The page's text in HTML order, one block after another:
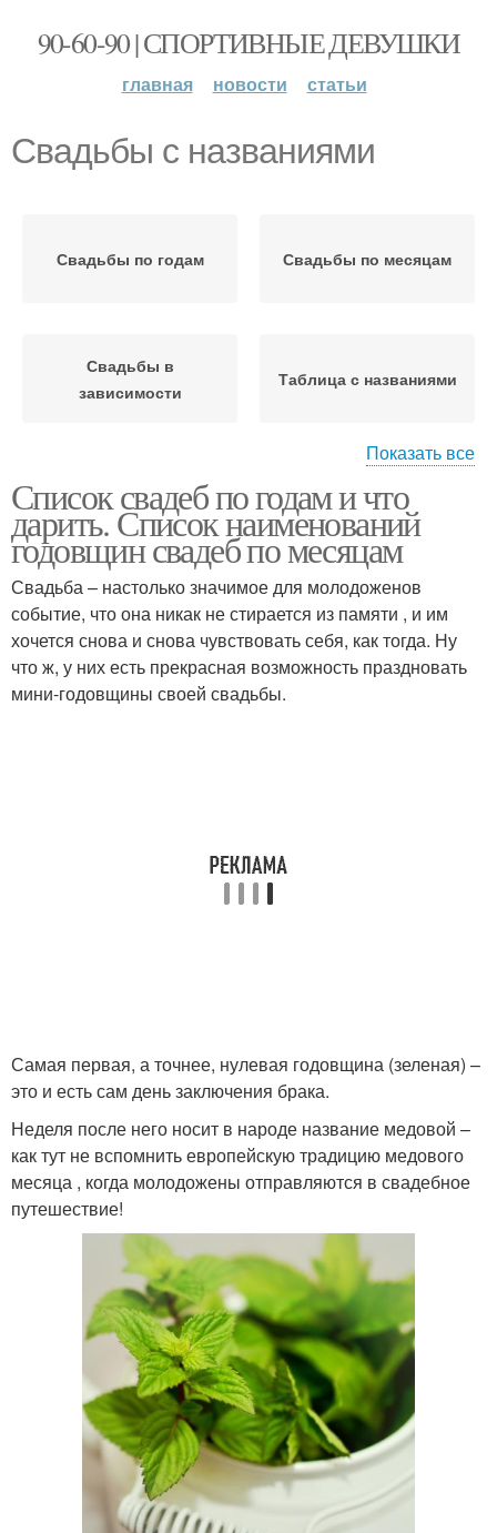
90-60-90 | СПОРТИВНЫЕ ДЕВУШКИ
главная новости статьи
Свадьбы с названиями
Свадьбы по годам Свадьбы по месяцам
Свадьбы в
зависимости
Таблица с названиями
Зеленая свадьба Цинковая свадьба
Ситцевая свадьба Бумажная свадьба
Деревянная свадьба
Фаянсовая свадьба Оловянная свадьба
Стальная свадьба
Ландышевая свадьба Агатовая свадьба
Стеклянная свадьба Топазовая свадьба
Показать все
Список свадеб по годам и что
дарить. Список наименований
годовщин свадеб по месяцам
Свадьба – настолько значимое для молодоженов
событие, что она никак не стирается из памяти , и им
хочется снова и снова чувствовать себя, как тогда. Ну
что ж, у них есть прекрасная возможность праздновать
мини-годовщины своей свадьбы.
Самая первая, а точнее, нулевая годовщина (зеленая) –
это и есть сам день заключения брака.
Неделя после него носит в народе название медовой –
как тут не вспомнить европейскую традицию медового
месяца , когда молодожены отправляются в свадебное
путешествие!